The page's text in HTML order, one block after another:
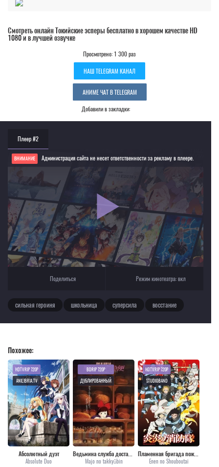
Смотреть онлайн Токийские эсперы бесплатно в хорошем качестве HD
1080 и в лучшей озвучке
Просмотрено: 1 300 раз
НАШ TELEGRAM КАНАЛ
АНИМЕ ЧАТ В TELEGRAM
Добавили в закладки:
Плеер #2
ВНИМАНИЕ Администрация сайта не несет ответственности за рекламу в плеере.
Если видео не работает, обновите страницу или выберите другой плеер!
Для просмотра некоторых аниме необходимо установить VPN
Текущее воспроизведение：Токийские эсперы
Поделиться Режим кинотеатра:вкл
сильная героиня школьница суперсила восстание
Похожее:
Абсолютный дуэт
Absolute Duo
HDTVRIP 720P
ANILIBRIA.TV
Majo no takkyûbin
BDRIP 720P
ДУБЛИРОВАННЫЙ
Enen no Shouboutai
HDTVRIP 720P
STUDIOBAND